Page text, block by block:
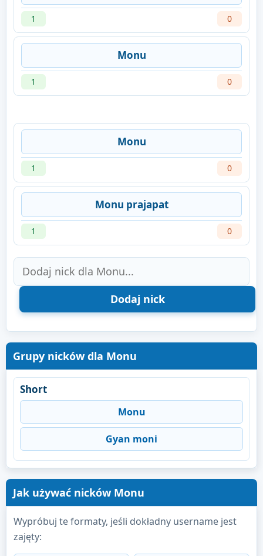
1 0
Monu
1 0
Monu
1 0
Monu prajapat
1 0
Grupy nicków dla Monu
Short
Monu
Gyan moni
Jak używać nicków Monu
Wypróbuj te formaty, jeśli dokładny username jest
zajęty: